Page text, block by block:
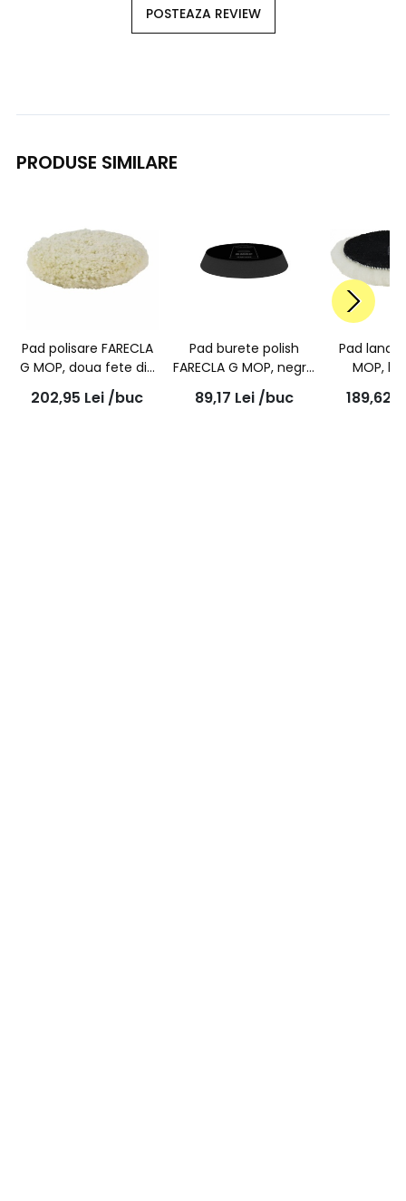
POSTEAZA REVIEW
PRODUSE SIMILARE
Pad polisare FARECLA
G MOP, doua fete din
lana rasucita,
200mm, GMW816
202,95 Lei /buc
Pad burete polish
FARECLA G MOP, negru
angulat, 150mm,
GMF622
89,17 Lei /buc
Pad lana
MOP,
189,62